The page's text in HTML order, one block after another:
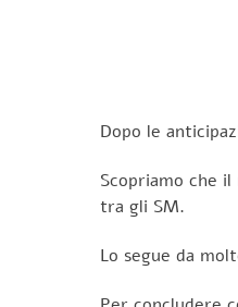
Dopo le
Scopriamo che il
tra gli SM.
Lo segue da